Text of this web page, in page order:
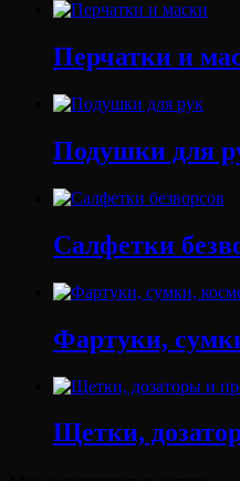
Перчатки и
Подушки для
Салфетки
Фартуки,
Щетки,